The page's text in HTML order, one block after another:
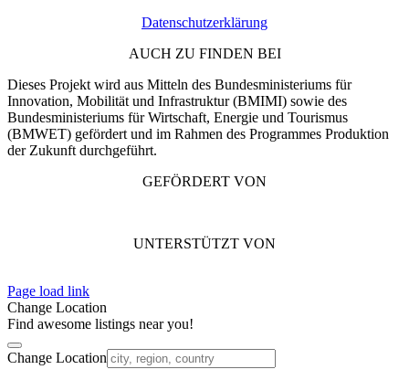
Datenschutzerklärung
AUCH ZU FINDEN BEI
Dieses Projekt wird aus Mitteln des Bundesministeriums für
Innovation, Mobilität und Infrastruktur (BMIMI) sowie des
Bundesministeriums für Wirtschaft, Energie und Tourismus
(BMWET) gefördert und im Rahmen des Programmes Produktion
der Zukunft durchgeführt.
GEFÖRDERT VON
UNTERSTÜTZT VON
Page load link
Change Location
Find awesome listings near you!
Change Location